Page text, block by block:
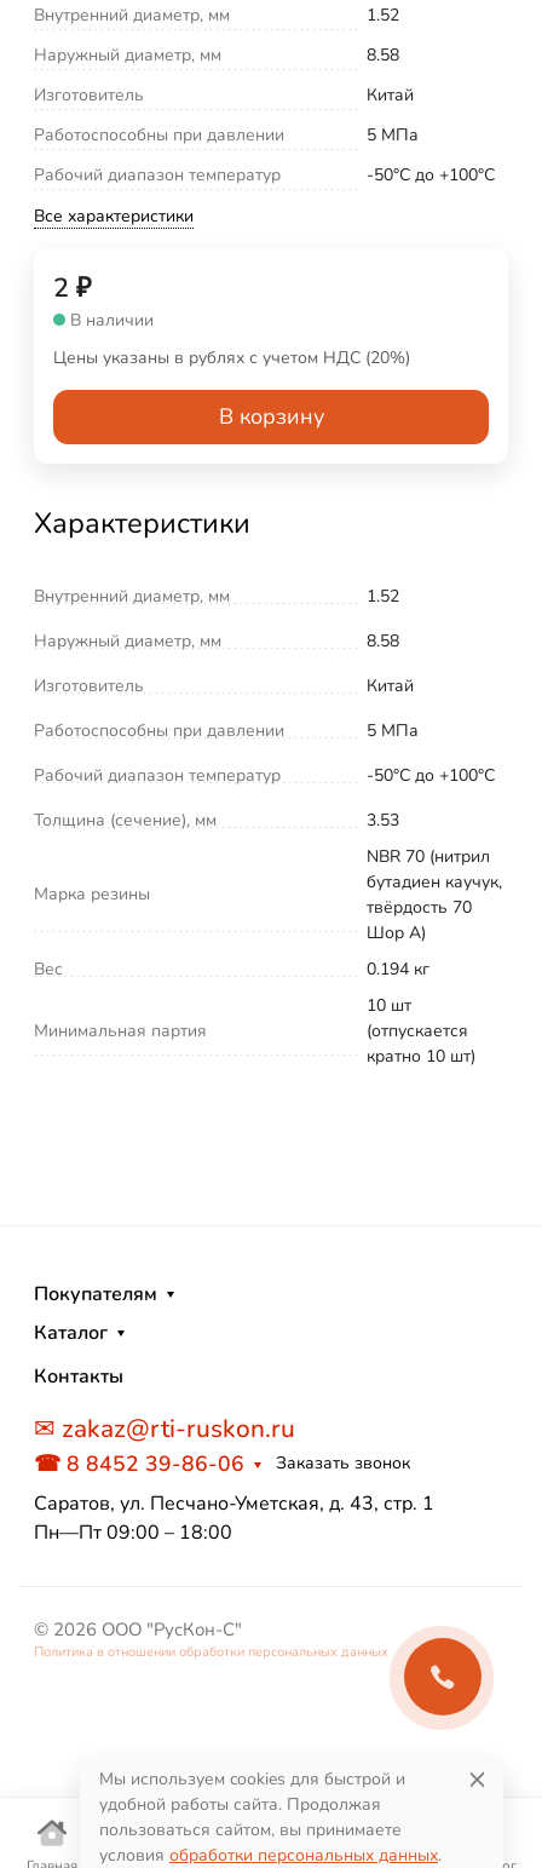
Внутренний диаметр, мм
1.52
Наружный диаметр, мм
8.58
Изготовитель
Китай
Работоспособны при давлении
5 МПа
Рабочий диапазон температур
-50°С до +100°С
Все характеристики
2 ₽
В наличии
Цены указаны в рублях с учетом НДС (20%)
В корзину
Характеристики
Внутренний диаметр, мм
1.52
Наружный диаметр, мм
8.58
Изготовитель
Китай
Работоспособны при давлении
5 МПа
Рабочий диапазон температур
-50°С до +100°С
Толщина (сечение), мм
3.53
Марка резины
NBR 70 (нитрил
бутадиен каучук,
твёрдость 70
Шор А)
Вес
0.194 кг
Минимальная партия
10 шт
(отпускается
кратно 10 шт)
Покупателям
Каталог
Контакты
✉ zakaz@rti-ruskon.ru
☎ 8 8452 39-86-06 Заказать звонок
Саратов, ул. Песчано-Уметская, д. 43, стр. 1
Пн—Пт 09:00 – 18:00
© 2026 ООО "РусКон-С"
Политика в отношении обработки персональных данных
Мы используем cookies для быстрой и
удобной работы сайта. Продолжая
пользоваться сайтом, вы принимаете
условия обработки персональных данных.